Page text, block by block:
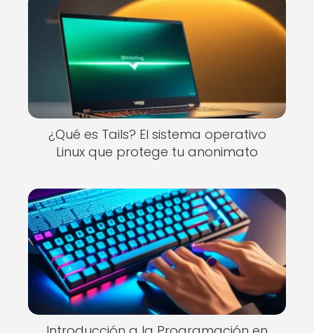
¿Qué es Tails? El sistema operativo
Linux que protege tu anonimato